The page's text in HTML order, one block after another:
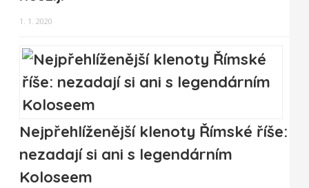
1. 1. 2020
Nejpřehlíženější klenoty Římské říše:
nezadají si ani s legendárním
Koloseem